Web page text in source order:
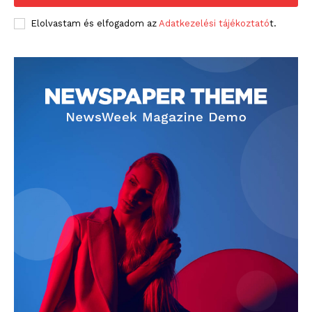
szubjektív élményportál
ELŐFIZETÉS
Elolvastam és elfogadom az Adatkezelési tájékoztatót.